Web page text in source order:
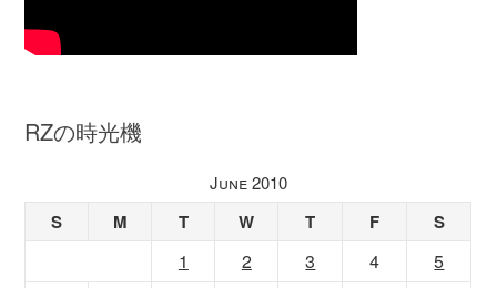
RZの時光機
June 2010
S M T W T F S
1 2 3 4
5